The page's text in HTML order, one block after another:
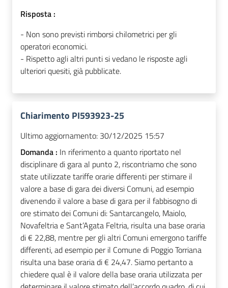
Risposta :
- Non sono previsti rimborsi chilometrici per gli
operatori economici.
- Rispetto agli altri punti si vedano le risposte agli
ulteriori quesiti, già pubblicate.
Chiarimento PI593923-25
Ultimo aggiornamento: 30/12/2025 15:57
Domanda : In riferimento a quanto riportato nel
disciplinare di gara al punto 2, riscontriamo che sono
state utilizzate tariffe orarie differenti per stimare il
valore a base di gara dei diversi Comuni, ad esempio
divenendo il valore a base di gara per il fabbisogno di
ore stimato dei Comuni di: Santarcangelo, Maiolo,
Novafeltria e Sant’Agata Feltria, risulta una base oraria
di € 22,88, mentre per gli altri Comuni emergono tariffe
differenti, ad esempio per il Comune di Poggio Torriana
risulta una base oraria di € 24,47. Siamo pertanto a
chiedere qual è il valore della base oraria utilizzata per